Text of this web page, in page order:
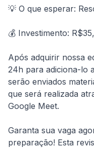
💡 O que esperar:
💰 Investimento:
Após adquirir nossa
24h para adiciona-lo
serão enviados
que será realizada
Google Meet.
Garanta sua vaga
preparação! Esta